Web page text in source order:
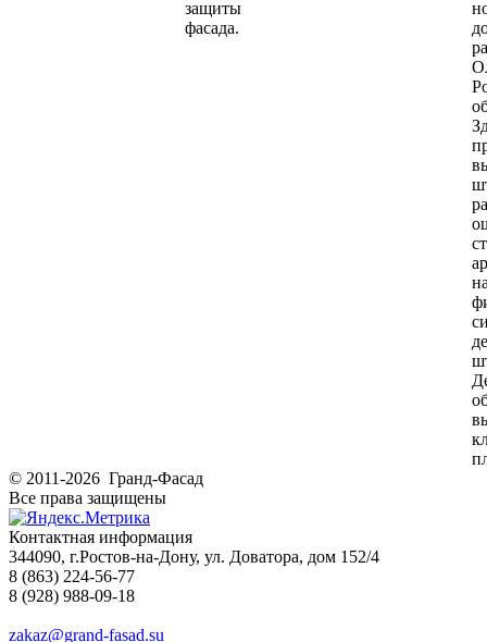
защиты
фасада.
© 2011-2026 Гранд-Фасад
Все права защищены
Контактная информация
344090, г.Ростов-на-Дону, ул. Доватора, дом 152/4
8 (863) 224-56-77
8 (928) 988-09-18
zakaz@grand-fasad.su